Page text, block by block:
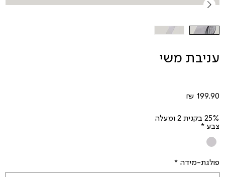
עניבת משי
25% בקנית 2 ומעלה
צבע *
פולגת-מידה *